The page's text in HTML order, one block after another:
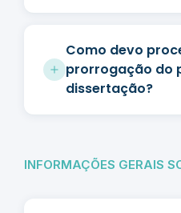
Como devo
prorrogação do
dissertação?
INFORMAÇÕES GERAIS